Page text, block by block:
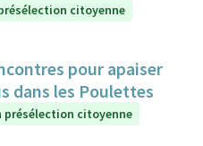
citoyenne
pour apaiser
dans les Poulettes
présélection citoyenne